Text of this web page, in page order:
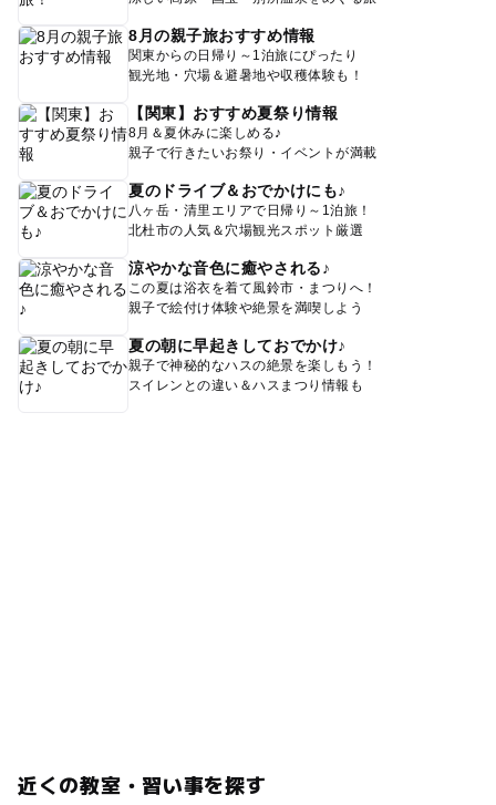
8月の親子旅おすすめ情報
関東からの日帰り～1泊旅にぴったり
観光地・穴場＆避暑地や収穫体験も！
【関東】おすすめ夏祭り情報
8月＆夏休みに楽しめる♪
親子で行きたいお祭り・イベントが満載
夏のドライブ＆おでかけにも♪
八ヶ岳・清里エリアで日帰り～1泊旅！
北杜市の人気＆穴場観光スポット厳選
涼やかな音色に癒やされる♪
この夏は浴衣を着て風鈴市・まつりへ！
親子で絵付け体験や絶景を満喫しよう
夏の朝に早起きしておでかけ♪
親子で神秘的なハスの絶景を楽しもう！
スイレンとの違い＆ハスまつり情報も
近くの教室・習い事を探す